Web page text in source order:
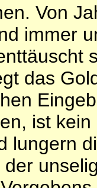
Von
immer
das
ist
lungern